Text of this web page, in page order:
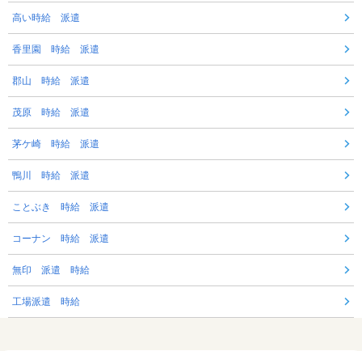
高い時給 派遣
香里園 時給 派遣
郡山 時給 派遣
茂原 時給 派遣
茅ケ崎 時給 派遣
鴨川 時給 派遣
ことぶき 時給 派遣
コーナン 時給 派遣
無印 派遣 時給
工場派遣 時給